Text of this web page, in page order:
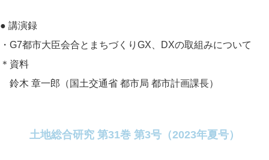
● 講演録
・G7都市大臣会合とまちづくりGX、DXの取組みについて
＊資料
鈴木 章一郎（国土交通省 都市局 都市計画課長）
土地総合研究 第31巻 第3号（2023年夏号）